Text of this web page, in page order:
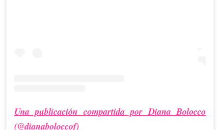
Una publicación compartida por Diana Bolocco
(@dianaboloccof)